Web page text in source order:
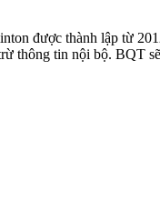
được thành lập từ
thông tin nội bộ. BQT